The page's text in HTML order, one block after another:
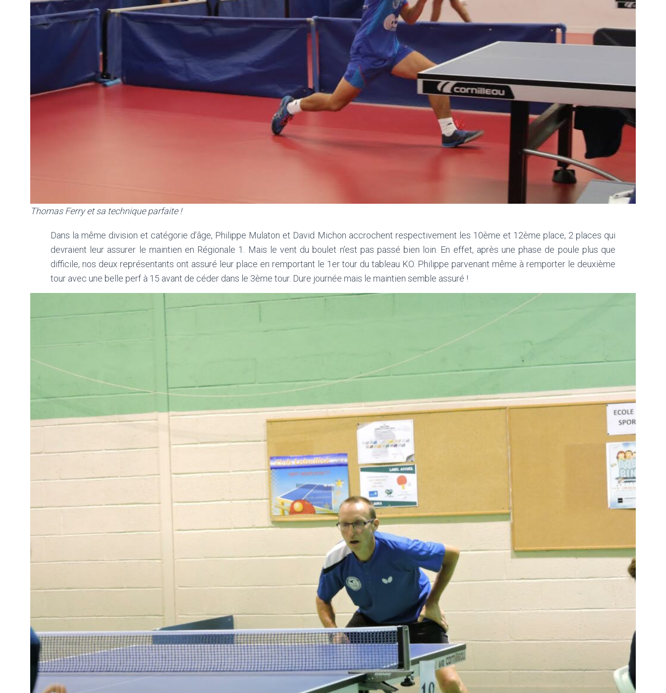
Thomas Ferry et sa technique parfaite !
Dans la même division et catégorie d’âge, Philippe Mulaton et David Michon accrochent respectivement les 10ème et 12ème place, 2 places qui
devraient leur assurer le maintien en Régionale 1. Mais le vent du boulet n’est pas passé bien loin. En effet, après une phase de poule plus que
difficile, nos deux représentants ont assuré leur place en remportant le 1er tour du tableau KO. Philippe parvenant même à remporter le deuxième
tour avec une belle perf à 15 avant de céder dans le 3ème tour. Dure journée mais le maintien semble assuré !